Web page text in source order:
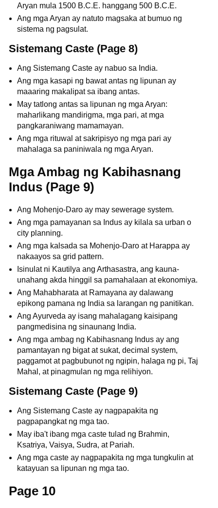
Aryan mula 1500 B.C.E. hanggang 500 B.C.E.
Ang mga Aryan ay natuto magsaka at bumuo ng
sistema ng pagsulat.
Sistemang Caste (Page 8)
Ang Sistemang Caste ay nabuo sa India.
Ang mga kasapi ng bawat antas ng lipunan ay
maaaring makalipat sa ibang antas.
May tatlong antas sa lipunan ng mga Aryan:
maharlikang mandirigma, mga pari, at mga
pangkaraniwang mamamayan.
Ang mga rituwal at sakripisyo ng mga pari ay
mahalaga sa paniniwala ng mga Aryan.
Mga Ambag ng Kabihasnang
Indus (Page 9)
Ang Mohenjo-Daro ay may sewerage system.
Ang mga pamayanan sa Indus ay kilala sa urban o
city planning.
Ang mga kalsada sa Mohenjo-Daro at Harappa ay
nakaayos sa grid pattern.
Isinulat ni Kautilya ang Arthasastra, ang kauna-
unahang akda hinggil sa pamahalaan at ekonomiya.
Ang Mahabharata at Ramayana ay dalawang
epikong pamana ng India sa larangan ng panitikan.
Ang Ayurveda ay isang mahalagang kaisipang
pangmedisina ng sinaunang India.
Ang mga ambag ng Kabihasnang Indus ay ang
pamantayan ng bigat at sukat, decimal system,
paggamot at pagbubunot ng ngipin, halaga ng pi, Taj
Mahal, at pinagmulan ng mga relihiyon.
Sistemang Caste (Page 9)
Ang Sistemang Caste ay nagpapakita ng
pagpapangkat ng mga tao.
May iba't ibang mga caste tulad ng Brahmin,
Ksatriya, Vaisya, Sudra, at Pariah.
Ang mga caste ay nagpapakita ng mga tungkulin at
katayuan sa lipunan ng mga tao.
Page 10